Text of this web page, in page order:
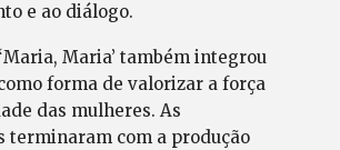
e ao diálogo.
Maria’ também integrou
forma de valorizar a força
das mulheres. As
terminaram com a produção